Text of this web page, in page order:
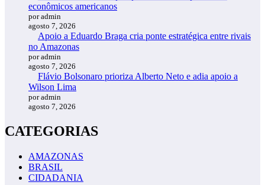
econômicos americanos
por admin
agosto 7, 2026
Apoio a Eduardo Braga cria ponte estratégica entre rivais
no Amazonas
por admin
agosto 7, 2026
Flávio Bolsonaro prioriza Alberto Neto e adia apoio a
Wilson Lima
por admin
agosto 7, 2026
CATEGORIAS
AMAZONAS
BRASIL
CIDADANIA